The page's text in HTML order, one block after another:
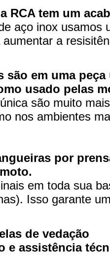
RCA tem um
aço inox usamos
a
são em uma
usado pelas
são muito
nos ambientes
por
em toda sua
Isso garante
de vedação
e assistência